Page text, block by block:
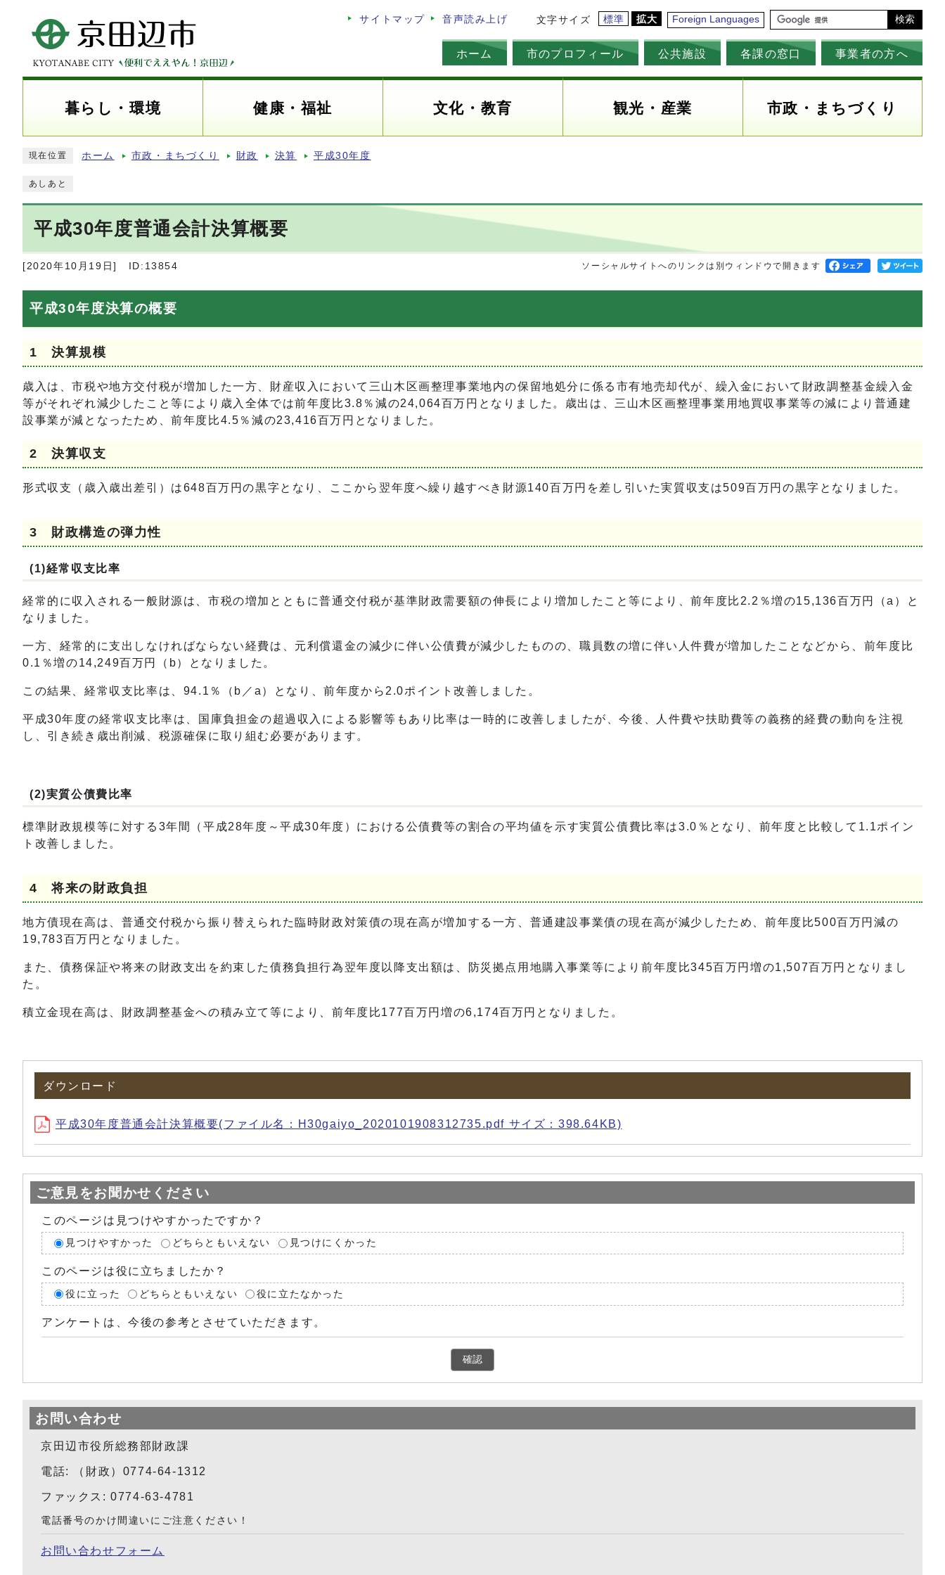
サイトマップ 音声読み上げ 文字サイズ 標準 拡大 Foreign Languages 検索
ホーム 市のプロフィール 公共施設 各課の窓口 事業者の方へ
暮らし・環境 健康・福祉 文化・教育 観光・産業 市政・まちづくり
現在位置 ホーム 市政・まちづくり 財政 決算 平成30年度
あしあと
平成30年度普通会計決算概要
[2020年10月19日] ID:13854 ソーシャルサイトへのリンクは別ウィンドウで開きます
平成30年度決算の概要
1 決算規模
歳入は、市税や地方交付税が増加した一方、財産収入において三山木区画整理事業地内の保留地処分に係る市有地売却代が、繰入金において財政調整基金繰入金
等がそれぞれ減少したこと等により歳入全体では前年度比3.8％減の24,064百万円となりました。歳出は、三山木区画整理事業用地買収事業等の減により普通建
設事業が減となったため、前年度比4.5％減の23,416百万円となりました。
2 決算収支
形式収支（歳入歳出差引）は648百万円の黒字となり、ここから翌年度へ繰り越すべき財源140百万円を差し引いた実質収支は509百万円の黒字となりました。
3 財政構造の弾力性
(1)経常収支比率
経常的に収入される一般財源は、市税の増加とともに普通交付税が基準財政需要額の伸長により増加したこと等により、前年度比2.2％増の15,136百万円（a）と
なりました。
一方、経常的に支出しなければならない経費は、元利償還金の減少に伴い公債費が減少したものの、職員数の増に伴い人件費が増加したことなどから、前年度比
0.1％増の14,249百万円（b）となりました。
この結果、経常収支比率は、94.1％（b／a）となり、前年度から2.0ポイント改善しました。
平成30年度の経常収支比率は、国庫負担金の超過収入による影響等もあり比率は一時的に改善しましたが、今後、人件費や扶助費等の義務的経費の動向を注視
し、引き続き歳出削減、税源確保に取り組む必要があります。
(2)実質公債費比率
標準財政規模等に対する3年間（平成28年度～平成30年度）における公債費等の割合の平均値を示す実質公債費比率は3.0％となり、前年度と比較して1.1ポイン
ト改善しました。
4 将来の財政負担
地方債現在高は、普通交付税から振り替えられた臨時財政対策債の現在高が増加する一方、普通建設事業債の現在高が減少したため、前年度比500百万円減の
19,783百万円となりました。
また、債務保証や将来の財政支出を約束した債務負担行為翌年度以降支出額は、防災拠点用地購入事業等により前年度比345百万円増の1,507百万円となりまし
た。
積立金現在高は、財政調整基金への積み立て等により、前年度比177百万円増の6,174百万円となりました。
ダウンロード
平成30年度普通会計決算概要(ファイル名：H30gaiyo_2020101908312735.pdf サイズ：398.64KB)
ご意見をお聞かせください
このページは見つけやすかったですか？
見つけやすかった どちらともいえない 見つけにくかった
このページは役に立ちましたか？
役に立った どちらともいえない 役に立たなかった
アンケートは、今後の参考とさせていただきます。
確認
お問い合わせ
京田辺市役所総務部財政課
電話: （財政）0774-64-1312
ファックス: 0774-63-4781
電話番号のかけ間違いにご注意ください！
お問い合わせフォーム